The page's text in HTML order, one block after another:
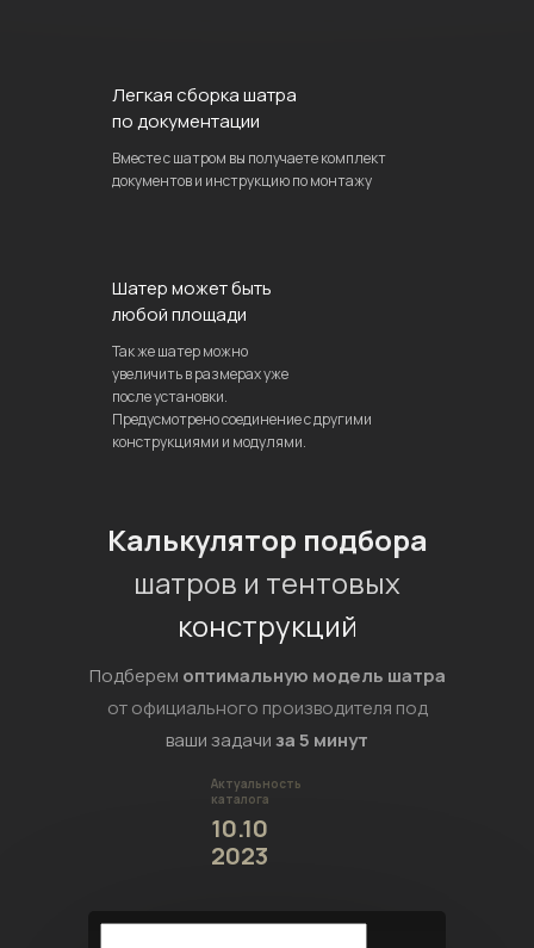
Легкая сборка шатра
по документации
Вместе с шатром вы получаете комплект
документов и инструкцию по монтажу
Шатер может быть
любой площади
Так же шатер можно
увеличить в размерах уже
после установки.
Предусмотрено соединение с другими
конструкциями и модулями.
Калькулятор подбора
шатров и тентовых
конструкций
Подберем оптимальную модель шатра
от официального производителя под
ваши задачиза 5 минут
Актуальность
каталога
10.10
2023